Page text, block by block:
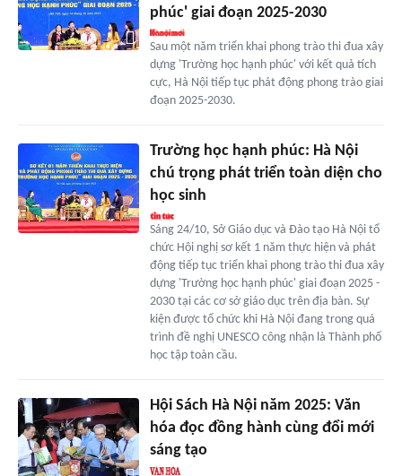
phúc' giai đoạn 2025-2030
Sau một năm triển khai phong trào thi đua xây
dựng 'Trường học hạnh phúc' với kết quả tích
cực, Hà Nội tiếp tục phát động phong trào giai
đoạn 2025-2030.
Trường học hạnh phúc: Hà Nội
chú trọng phát triển toàn diện cho
học sinh
Sáng 24/10, Sở Giáo dục và Đào tạo Hà Nội tổ
chức Hội nghị sơ kết 1 năm thực hiện và phát
động tiếp tục triển khai phong trào thi đua xây
dựng 'Trường học hạnh phúc' giai đoạn 2025 -
2030 tại các cơ sở giáo dục trên địa bàn. Sự
kiện được tổ chức khi Hà Nội đang trong quá
trình đề nghị UNESCO công nhận là Thành phố
học tập toàn cầu.
Hội Sách Hà Nội năm 2025: Văn
hóa đọc đồng hành cùng đổi mới
sáng tạo